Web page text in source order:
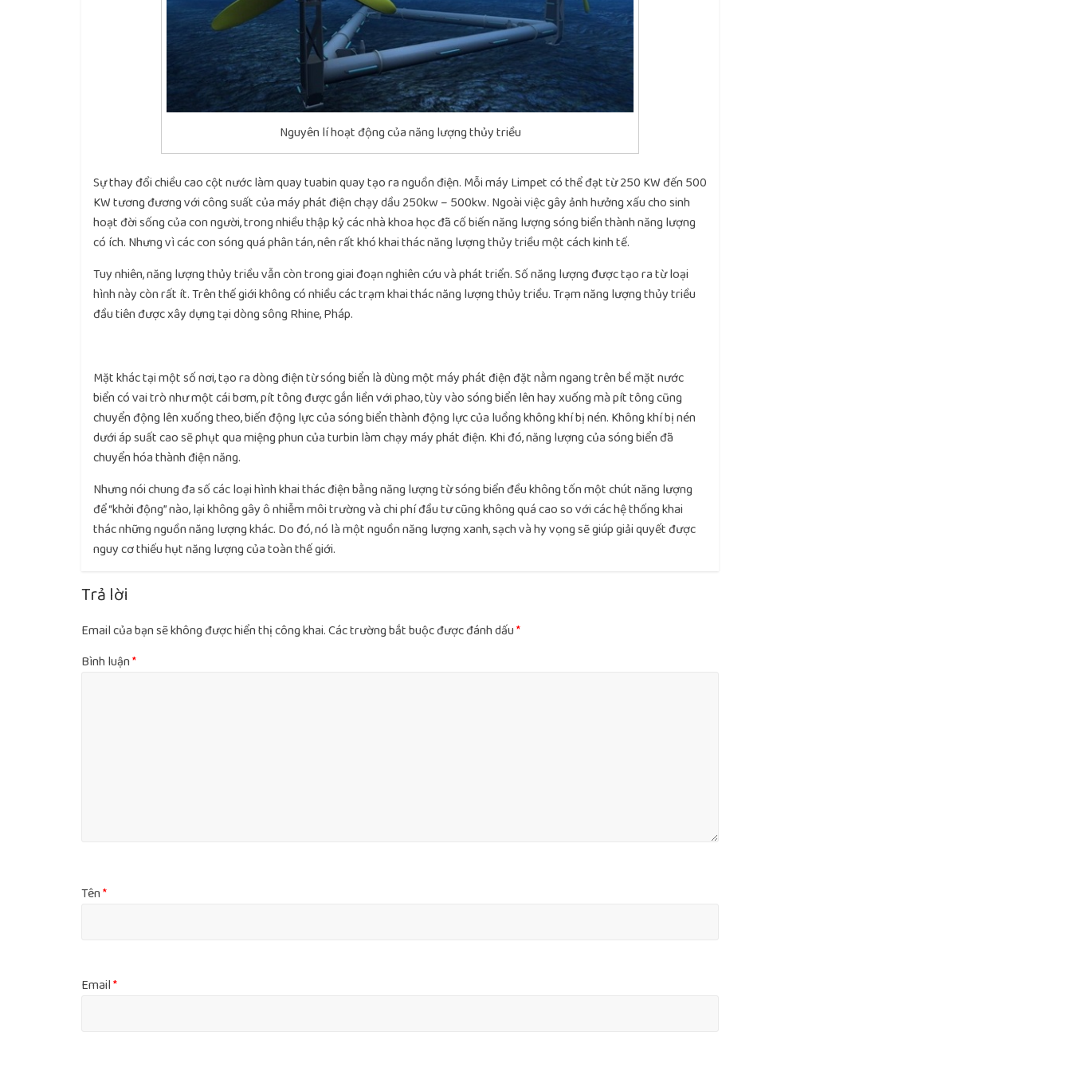
Nguyên lí hoạt động của năng lượng thủy triều
Sự thay đổi chiều cao cột nước làm quay tuabin quay tạo ra nguồn điện. Mỗi máy Limpet có thể đạt từ 250 KW đến 500
KW tương đương với công suất của máy phát điện chạy dầu 250kw – 500kw. Ngoài việc gây ảnh hưởng xấu cho sinh
hoạt đời sống của con người, trong nhiều thập kỷ các nhà khoa học đã cố biến năng lượng sóng biển thành năng lượng
có ích. Nhưng vì các con sóng quá phân tán, nên rất khó khai thác năng lượng thủy triều một cách kinh tế.
Tuy nhiên, năng lượng thủy triều vẫn còn trong giai đoạn nghiên cứu và phát triển. Số năng lượng được tạo ra từ loại
hình này còn rất ít. Trên thế giới không có nhiều các trạm khai thác năng lượng thủy triều. Trạm năng lượng thủy triều
đầu tiên được xây dựng tại dòng sông Rhine, Pháp.
Mặt khác tại một số nơi, tạo ra dòng điện từ sóng biển là dùng một máy phát điện đặt nằm ngang trên bề mặt nước
biển có vai trò như một cái bơm, pít tông được gắn liền với phao, tùy vào sóng biển lên hay xuống mà pít tông cũng
chuyển động lên xuống theo, biến động lực của sóng biển thành động lực của luồng không khí bị nén. Không khí bị nén
dưới áp suất cao sẽ phụt qua miệng phun của turbin làm chạy máy phát điện. Khi đó, năng lượng của sóng biển đã
chuyển hóa thành điện năng.
Nhưng nói chung đa số các loại hình khai thác điện bằng năng lượng từ sóng biển đều không tốn một chút năng lượng
để “khởi động” nào, lại không gây ô nhiễm môi trường và chi phí đầu tư cũng không quá cao so với các hệ thống khai
thác những nguồn năng lượng khác. Do đó, nó là một nguồn năng lượng xanh, sạch và hy vọng sẽ giúp giải quyết được
nguy cơ thiếu hụt năng lượng của toàn thế giới.
Trả lời
Email của bạn sẽ không được hiển thị công khai.Các trường bắt buộc được đánh dấu*
Bình luận*
Tên*
Email*